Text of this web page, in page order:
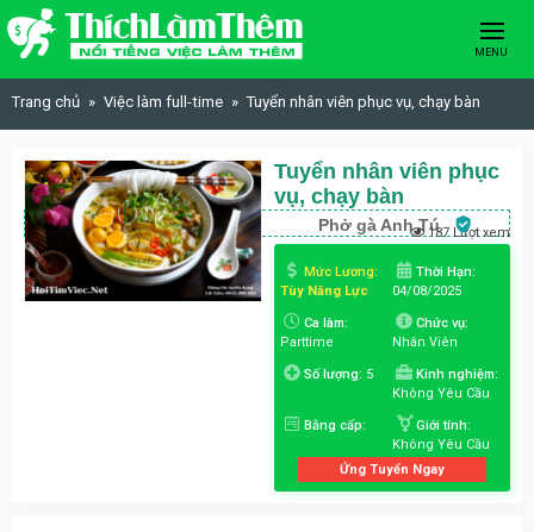
Skip to content
MENU
Trang chủ Việc làm full-time Tuyển nhân viên phục vụ, chạy bàn
Tuyển nhân viên phục
vụ, chạy bàn
Phở gà Anh Tú187 Lượt xem
Mức Lương:
Tùy Năng Lực
Thời Hạn:
04/08/2025
Ca làm:
Parttime
Chức vụ:
Nhân Viên
Số lượng: 5
Kinh nghiệm:
Không Yêu Cầu
Bằng cấp:
Giới tính:
Không Yêu Cầu
Ứng Tuyển Ngay